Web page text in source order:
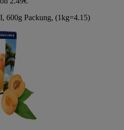
600g Packung, (1kg=4.15)